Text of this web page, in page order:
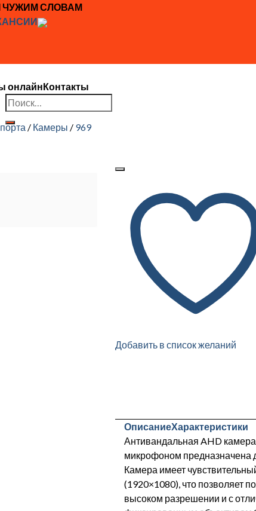
ЧУЖИМ СЛОВАМ
онлайнКонтакты
Искать:
/ Камеры / 969
Добавить в список желаний
ОписаниеХарактеристики
Антивандальная AHD
микрофоном предназначена
Камера имеет
(1920×1080), что позволяет
высоком разрешении и с